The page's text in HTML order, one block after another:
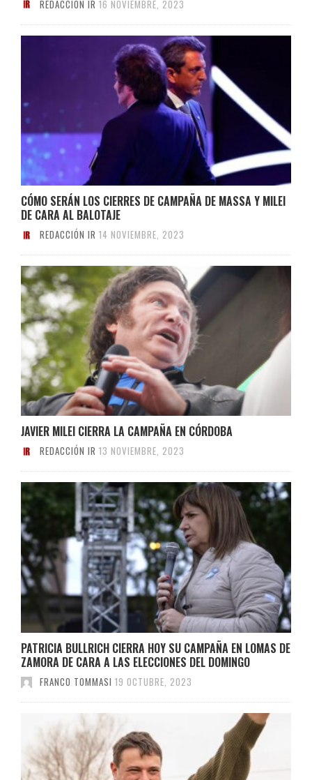
REDACCIÓN IR 16 NOVIEMBRE, 2023
CÓMO SERÁN LOS CIERRES DE CAMPAÑA DE MASSA Y MILEI
DE CARA AL BALOTAJE
REDACCIÓN IR 14 NOVIEMBRE, 2023
JAVIER MILEI CIERRA LA CAMPAÑA EN CÓRDOBA
REDACCIÓN IR 13 NOVIEMBRE, 2023
PATRICIA BULLRICH CIERRA HOY SU CAMPAÑA EN LOMAS DE
ZAMORA DE CARA A LAS ELECCIONES DEL DOMINGO
FRANCO TOMMASI 19 OCTUBRE, 2023